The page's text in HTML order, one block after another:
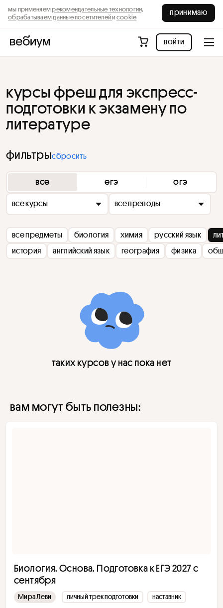
мы применяемрекомендательные технологии,
обрабатываем данные посетителейи cookie
принимаю
войти
курсы фреш для экспресс-
подготовки к экзамену по
литературе
фильтрысбросить
все егэ огэ
все курсы все преподы
все предметы биология химия русский язык
история
английский язык география физика
таких курсов у нас пока нет
вам могут быть полезны:
Биология. Основа. Подготовка к ЕГЭ 2027 с
cентября
Мира Леви личный трек подготовки наставник